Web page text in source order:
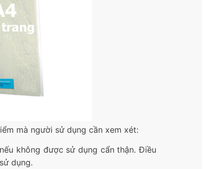
mà người sử dụng cần xem xét:
không được sử dụng cẩn thận. Điều
dụng.